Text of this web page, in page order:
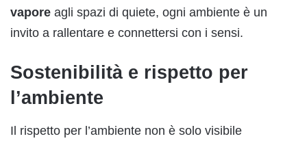
vapore agli spazi di quiete, ogni ambiente è un
invito a rallentare e connettersi con i sensi.
Sostenibilità e rispetto per
l’ambiente
Il rispetto per l’ambiente non è solo visibile